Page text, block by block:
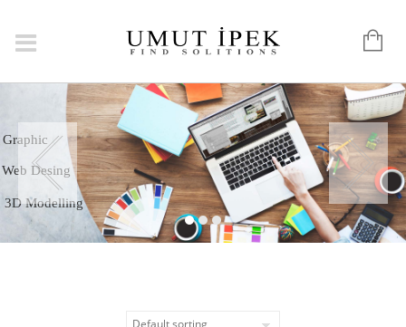
3D Modelling
Graphic
Web Desing